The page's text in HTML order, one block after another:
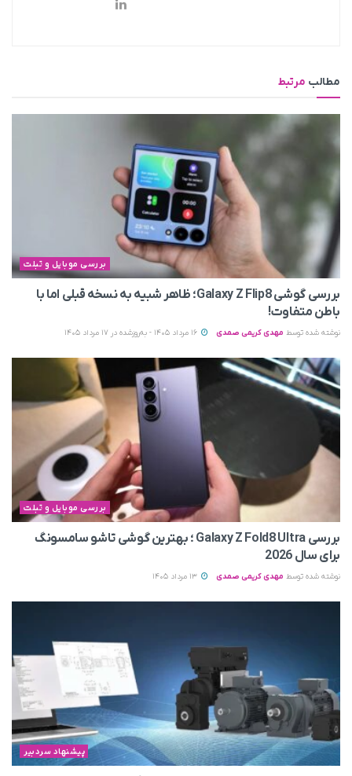
مطالب مرتبط
بررسی موبایل و تبلت
بررسی گوشی Galaxy Z Flip8؛ ظاهر شبیه به نسخه قبلی اما با
باطن متفاوت!
نوشته شده توسط مهدی کریمی صمدی
بررسی موبایل و تبلت
بررسی Galaxy Z Fold8 Ultra ؛ بهترین گوشی تاشو سامسونگ
برای سال 2026
نوشته شده توسط مهدی کریمی صمدی
پیشنهاد سردبیر